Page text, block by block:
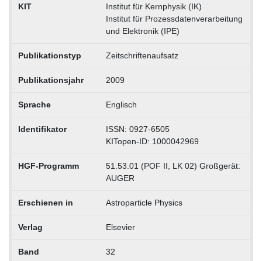
KIT
Institut für Kernphysik (IK)
Institut für Prozessdatenverarbeitung
und Elektronik (IPE)
Publikationstyp Zeitschriftenaufsatz
Publikationsjahr 2009
Sprache Englisch
Identifikator
ISSN: 0927-6505
KITopen-ID: 1000042969
HGF-Programm
51.53.01 (POF II, LK 02) Großgerät:
AUGER
Erschienen in Astroparticle Physics
Verlag Elsevier
Band 32